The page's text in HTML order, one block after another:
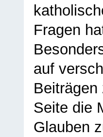
Fragen
auf
Seite die
Glauben